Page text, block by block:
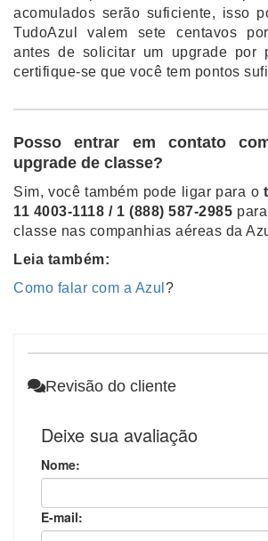
acomulados serão suficiente, isso
TudoAzul valem sete centavos
antes de solicitar um upgrade por
certifique-se que você tem pontos
Posso entrar em contato
upgrade de classe?
Sim, você também pode ligar para o
11 4003-1118 / 1 (888) 587-2985
classe nas companhias aéreas da
Leia também:
Como falar com a Azul ?
Revisão do cliente
Deixe sua avaliação
Nome:
E-mail: